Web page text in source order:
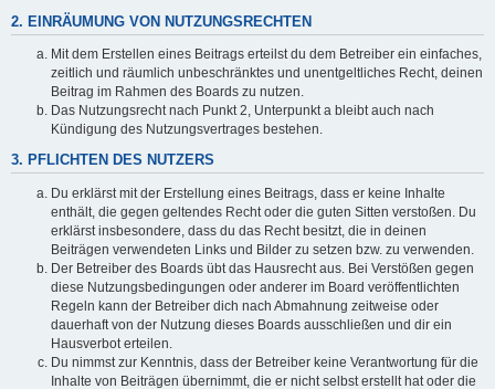
2. EINRÄUMUNG VON NUTZUNGSRECHTEN
Mit dem Erstellen eines Beitrags erteilst du dem Betreiber ein einfaches,
zeitlich und räumlich unbeschränktes und unentgeltliches Recht, deinen
Beitrag im Rahmen des Boards zu nutzen.
Das Nutzungsrecht nach Punkt 2, Unterpunkt a bleibt auch nach
Kündigung des Nutzungsvertrages bestehen.
3. PFLICHTEN DES NUTZERS
Du erklärst mit der Erstellung eines Beitrags, dass er keine Inhalte
enthält, die gegen geltendes Recht oder die guten Sitten verstoßen. Du
erklärst insbesondere, dass du das Recht besitzt, die in deinen
Beiträgen verwendeten Links und Bilder zu setzen bzw. zu verwenden.
Der Betreiber des Boards übt das Hausrecht aus. Bei Verstößen gegen
diese Nutzungsbedingungen oder anderer im Board veröffentlichten
Regeln kann der Betreiber dich nach Abmahnung zeitweise oder
dauerhaft von der Nutzung dieses Boards ausschließen und dir ein
Hausverbot erteilen.
Du nimmst zur Kenntnis, dass der Betreiber keine Verantwortung für die
Inhalte von Beiträgen übernimmt, die er nicht selbst erstellt hat oder die